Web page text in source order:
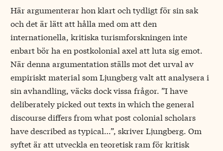
Här argumenterar hon klart och tydligt för sin sak
och det är lätt att hålla med om att den
internationella, kritiska turismforskningen inte
enbart bör ha en postkolonial axel att luta sig emot.
När denna argumentation ställs mot det urval av
empiriskt material som Ljungberg valt att analysera i
sin avhandling, väcks dock vissa frågor. ”I have
deliberately picked out texts in which the general
discourse differs from what post colonial scholars
have described as typical…”, skriver Ljungberg. Om
syftet är att utveckla en teoretisk ram för kritisk